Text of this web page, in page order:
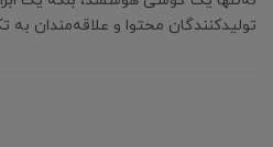
تولیدکنندگان محتوا و علاقه‌مندان به